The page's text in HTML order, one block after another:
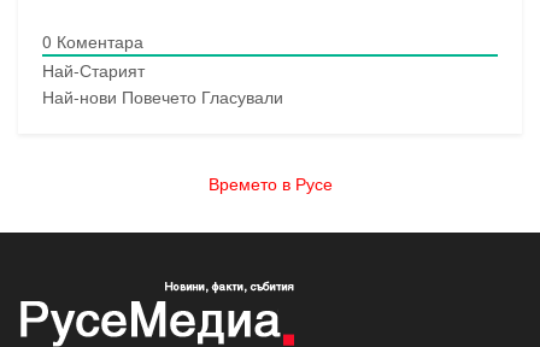
0 Коментара
Най-Старият
Най-нови Повечето Гласували
Времето в Русе